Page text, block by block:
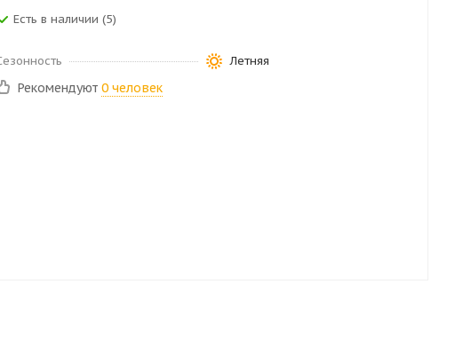
Есть в наличии (5)
Летняя
Рекомендуют 0 человек